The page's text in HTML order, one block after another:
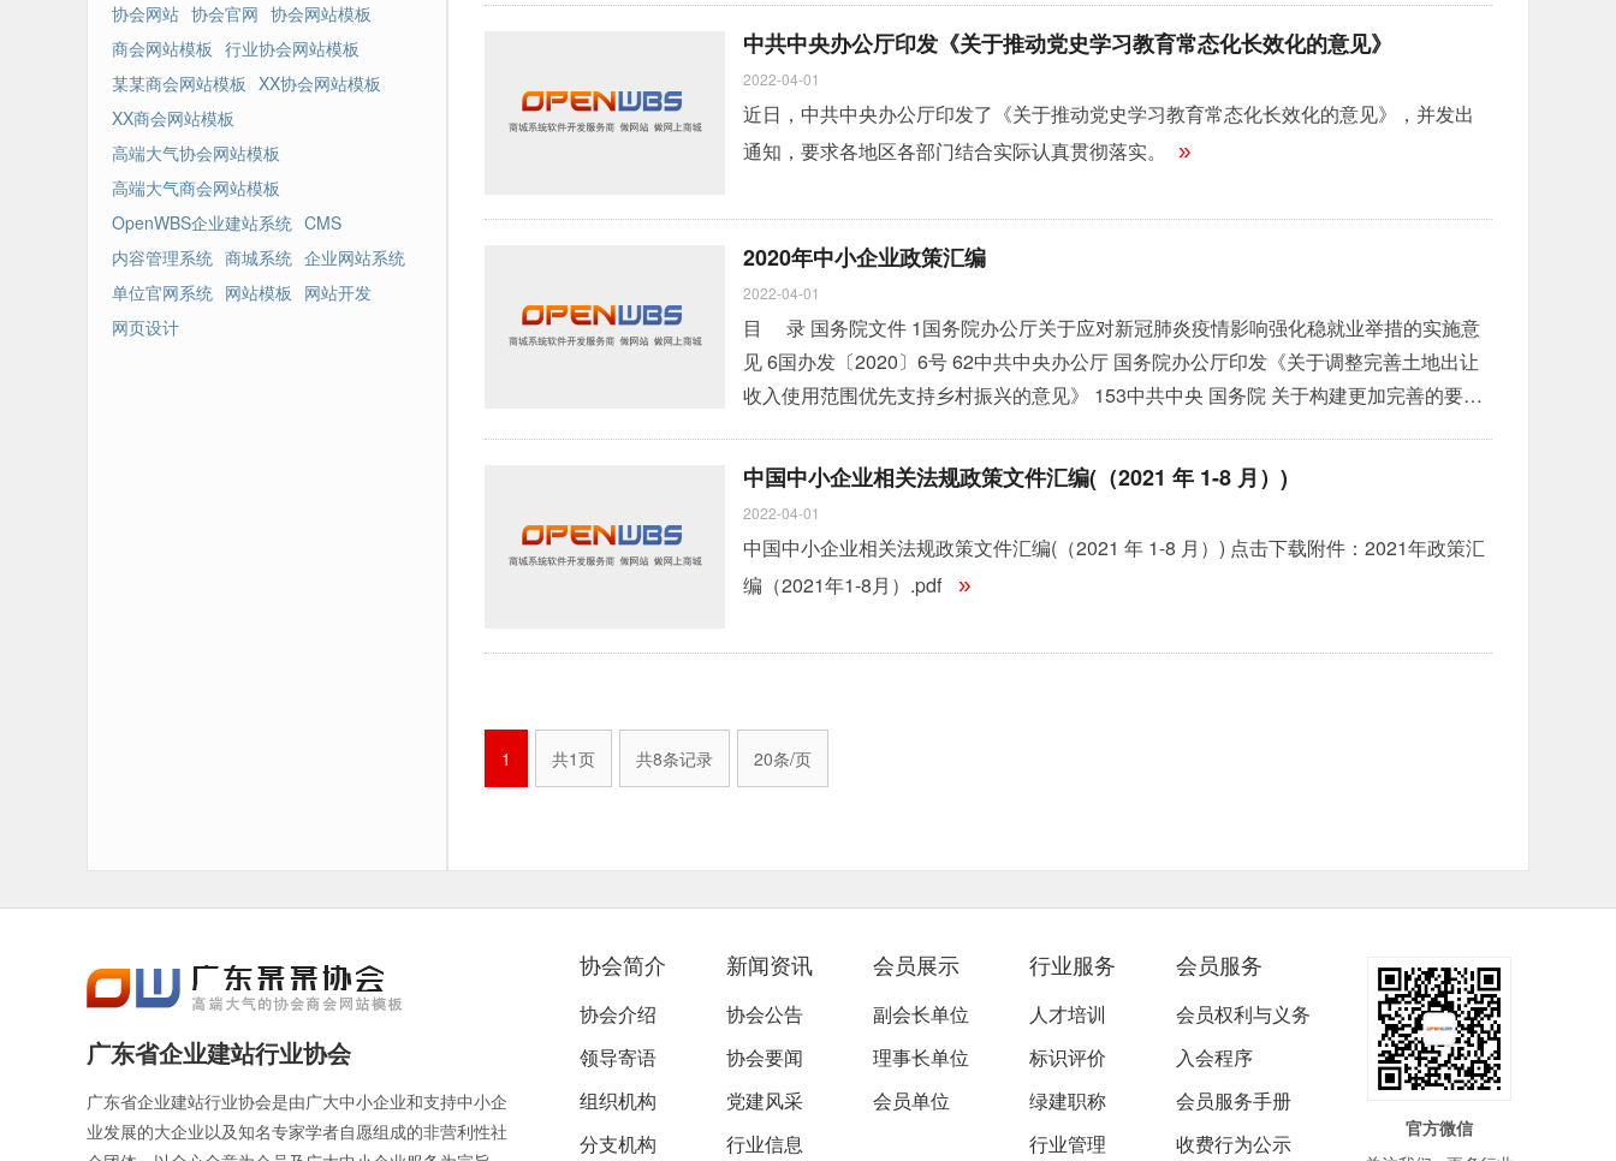
制和禁止行业，且同时符合年度应纳税所得额不超过300万元、从业人数不超过300人、
资产总额不超过5000万元等三个条件的企业。从业人数，包括与企业建立劳动关系的职
工人数和企业接受
中共中央办公厅印发《关于推动党史学习教育常态化长效化的意见》
2022-04-01
近日，中共中央办公厅印发了《关于推动党史学习教育常态化长效化的意见》，并发出
通知，要求各地区各部门结合实际认真贯彻落实。
»
2020年中小企业政策汇编
2022-04-01
目 录 国务院文件 1国务院办公厅关于应对新冠肺炎疫情影响强化稳就业举措的实施意
见 6国办发〔2020〕6号 62中共中央办公厅 国务院办公厅印发《关于调整完善土地出让
收入使用范围优先支持乡村振兴的意见》 153中共中央 国务院 关于构建更加完善的要素
革 57进一步为企业松绑减负激发企业活力的通知 57国办发〔2020〕29号 575国务院关
中国中小企业相关法规政策文件汇编(（2021 年 1-8 月）)
2022-04-01
中国中小企业相关法规政策文件汇编(（2021 年 1-8 月）) 点击下载附件：2021年政策汇
编（2021年1-8月）.pdf
»
1 共1页 共8条记录 20条/页
协会网站 协会官网 协会网站模板
商会网站模板 行业协会网站模板
某某商会网站模板 XX协会网站模板
XX商会网站模板
高端大气协会网站模板
高端大气商会网站模板
OpenWBS企业建站系统 CMS
内容管理系统 商城系统 企业网站系统
单位官网系统 网站模板
网站开发
网页设计
广东省企业建站行业协会
广东省企业建站行业协会是由广大中小企业和支持中小企
业发展的大企业以及知名专家学者自愿组成的非营利性社
协会简介
协会介绍
领导寄语
组织机构
分支机构
新闻资讯
协会公告
协会要闻
党建风采
行业信息
会员展示
副会长单位
理事长单位
会员单位
行业服务
人才培训
标识评价
绿建职称
行业管理
会员服务
会员权利与义务
入会程序
会员服务手册
收费行为公示
官方微信